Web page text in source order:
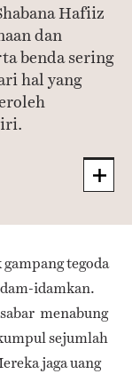
Hafiiz
dan
benda sering
hal yang
tegoda
idamkan.
menabung
sejumlah
jaga uang